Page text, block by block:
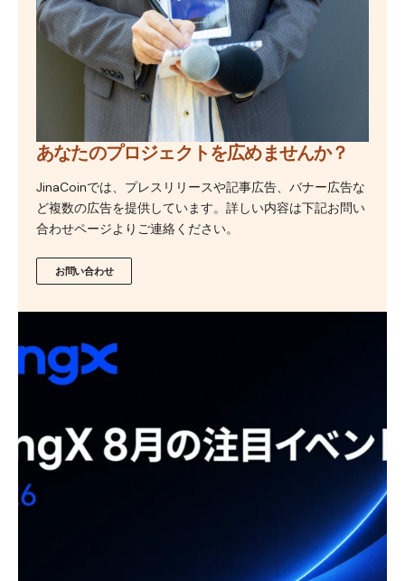
あなたのプロジェクトを広めませんか？
JinaCoinでは、プレスリリースや記事広告、バナー広告な
ど複数の広告を提供しています。詳しい内容は下記お問い
合わせページよりご連絡ください。
お問い合わせ